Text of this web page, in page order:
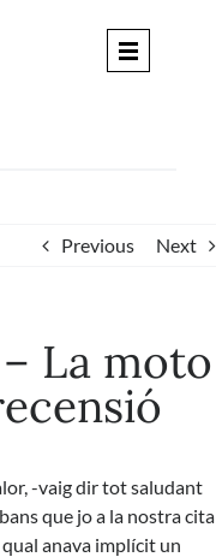
Previous Next
La moto
-vaig dir tot saludant
que jo a la nostra cita
qual anava implícit un